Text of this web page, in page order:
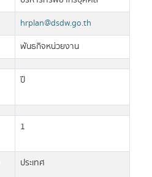
hrplan@dsdw.go.th
พันธกิจหน่วยงาน
ปี
1
ประเทศ